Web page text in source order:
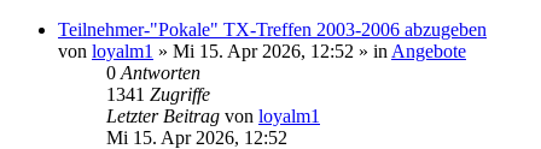
Teilnehmer-"Pokale" TX-Treffen 2003-2006 abzugeben
von loyalm1 » Mi 15. Apr 2026, 12:52 » in Angebote
0 Antworten
1341 Zugriffe
Letzter Beitrag von loyalm1
Mi 15. Apr 2026, 12:52